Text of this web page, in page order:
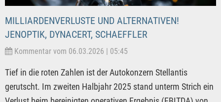
MILLIARDENVERLUSTE UND ALTERNATIVEN!
JENOPTIK, DYNACERT, SCHAEFFLER
Kommentar vom 06.03.2026 | 05:45
Tief in die roten Zahlen ist der Autokonzern Stellantis
gerutscht. Im zweiten Halbjahr 2025 stand unterm Strich ein